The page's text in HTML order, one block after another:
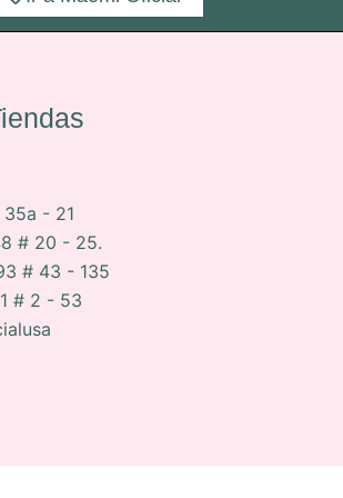
- 21
# 20 - 25.
# 43 - 135
# 2 - 53